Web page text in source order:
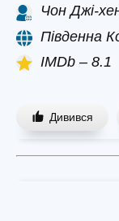
Чон Джі-
Південна
IMDb – 8.1
Дивився